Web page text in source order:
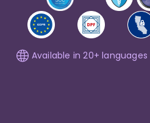
Available in 20+ languages